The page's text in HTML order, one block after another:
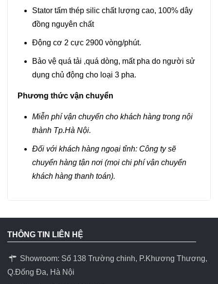
Stator tấm thép silic chất lượng cao, 100% dây
đồng nguyên chất
Động cơ 2 cực 2900 vòng/phút.
Bảo vệ quá tải ,quá dòng, mất pha do người sử
dụng chủ động cho loại 3 pha.
Phương thức vận chuyển
Miễn phí vận chuyển cho khách hàng trong nội
thành Tp.Hà Nội.
Đối với khách hàng ngoại tỉnh: Công ty sẽ
chuyển hàng tận nơi (mọi chi phí vận chuyển
khách hàng thanh toán).
THÔNG TIN LIÊN HỆ
Showroom: Số 138 Trường chinh, P.Khương Thương,
Q.Đống Đa, Hà Nội